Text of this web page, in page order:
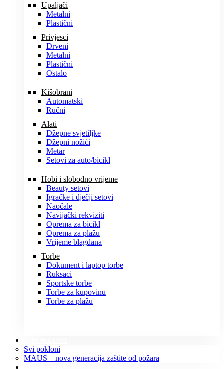
Upaljači
Metalni
Plastični
Privjesci
Drveni
Metalni
Plastični
Ostalo
Kišobrani
Automatski
Ručni
Alati
Džepne svjetiljke
Džepni nožići
Metar
Setovi za auto/bicikl
Hobi i slobodno vrijeme
Beauty setovi
Igračke i dječji setovi
Naočale
Navijački rekviziti
Oprema za bicikl
Oprema za plažu
Vrijeme blagdana
Torbe
Dokument i laptop torbe
Ruksaci
Sportske torbe
Torbe za kupovinu
Torbe za plažu
Svi pokloni
MAUS – nova generacija zaštite od požara